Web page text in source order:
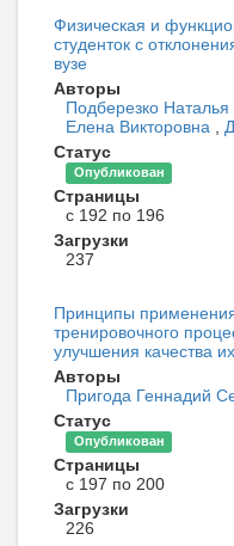
Физическая и
студенток с
вузе
Авторы
Подберезко
Елена Викторовна ,
Статус
Опубликован
Страницы
с 192 по 196
Загрузки
237
Принципы
тренировочного
улучшения качества
Авторы
Пригода Геннадий
Статус
Опубликован
Страницы
с 197 по 200
Загрузки
226